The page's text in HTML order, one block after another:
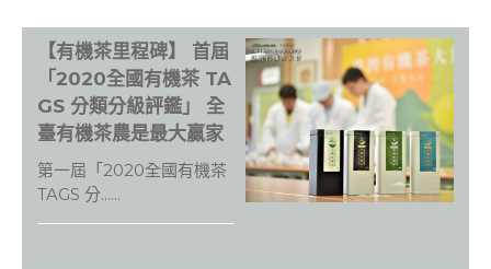
b
o
o
k
【有機茶里程碑】 首屆
「2020全國有機茶 TA
GS 分類分級評鑑」 全
臺有機茶農是最大贏家
第一屆「2020全國有機茶
TAGS 分......